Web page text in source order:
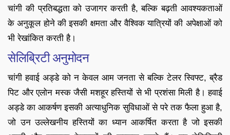
चांगी की प्रतिबद्धता को उजागर करती है, बल्कि बढ़ती आवश्यकताओं
के अनुकूल होने की इसकी क्षमता और वैश्विक यात्रियों की अपेक्षाओं को
भी रेखांकित करती है।
सेलिब्रिटी अनुमोदन
चांगी हवाई अड्डे को न केवल आम जनता से बल्कि टेलर स्विफ्ट, ब्रैड
पिट और एलोन मस्क जैसी मशहूर हस्तियों से भी प्रशंसा मिली है। हवाई
अड्डे का आकर्षण इसकी अत्याधुनिक सुविधाओं से परे तक फैला हुआ है,
जो उन उल्लेखनीय हस्तियों का ध्यान आकर्षित करता है जो इसकी